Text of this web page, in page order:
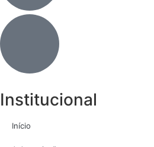
Institucional
Início